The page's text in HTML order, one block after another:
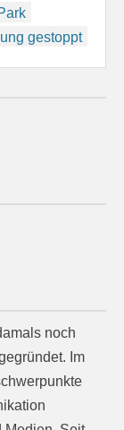
gestoppt
noch
Im